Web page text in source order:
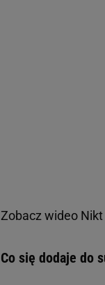
Zobacz wideo
Co się dodaje do